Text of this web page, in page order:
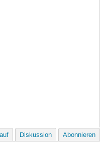
Diskussion Abonnieren